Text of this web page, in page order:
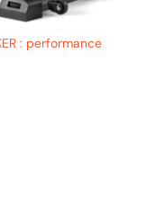
compact et
de poulie
il est facile à
idéale pour
: performance